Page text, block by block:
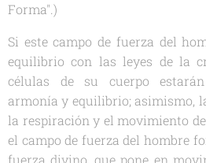
Forma".)
Si este campo de fuerza del
equilibrio con las leyes de la
células de su cuerpo
armonía y equilibrio; asimismo,
la respiración y el movimiento
el campo de fuerza del hombre
fuerza divino, que pone en